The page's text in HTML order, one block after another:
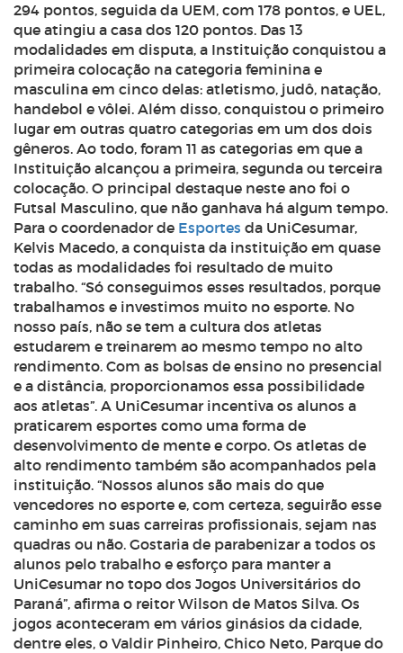
294 pontos, seguida da UEM, com 178 pontos, e UEL,
que atingiu a casa dos 120 pontos. Das 13
modalidades em disputa, a Instituição conquistou a
primeira colocação na categoria feminina e
masculina em cinco delas: atletismo, judô, natação,
handebol e vôlei. Além disso, conquistou o primeiro
lugar em outras quatro categorias em um dos dois
gêneros. Ao todo, foram 11 as categorias em que a
Instituição alcançou a primeira, segunda ou terceira
colocação. O principal destaque neste ano foi o
Futsal Masculino, que não ganhava há algum tempo.
Para o coordenador de Esportes da UniCesumar,
Kelvis Macedo, a conquista da instituição em quase
todas as modalidades foi resultado de muito
trabalho. “Só conseguimos esses resultados, porque
trabalhamos e investimos muito no esporte. No
nosso país, não se tem a cultura dos atletas
estudarem e treinarem ao mesmo tempo no alto
rendimento. Com as bolsas de ensino no presencial
e a distância, proporcionamos essa possibilidade
aos atletas”. A UniCesumar incentiva os alunos a
praticarem esportes como uma forma de
desenvolvimento de mente e corpo. Os atletas de
alto rendimento também são acompanhados pela
instituição. “Nossos alunos são mais do que
vencedores no esporte e, com certeza, seguirão esse
caminho em suas carreiras profissionais, sejam nas
quadras ou não. Gostaria de parabenizar a todos os
alunos pelo trabalho e esforço para manter a
UniCesumar no topo dos Jogos Universitários do
Paraná”, afirma o reitor Wilson de Matos Silva. Os
jogos aconteceram em vários ginásios da cidade,
dentre eles, o Valdir Pinheiro, Chico Neto, Parque do